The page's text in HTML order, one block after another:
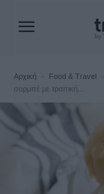
Αρχική Food & Travel
σορμπέ με τροπική...